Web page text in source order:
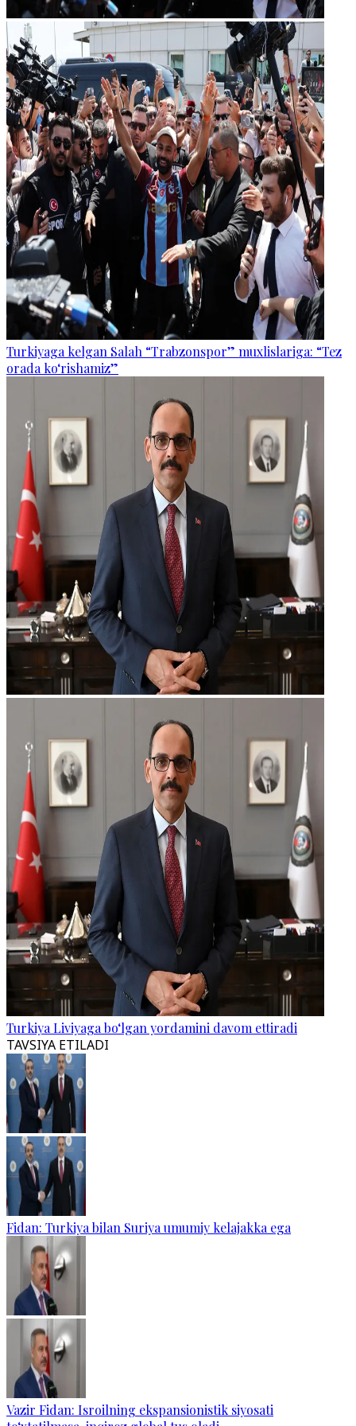
Turkiyaga kelgan Salah “Trabzonspor” muxlislariga: “Tez
orada ko‘rishamiz”
Turkiya Liviyaga bo‘lgan yordamini davom ettiradi
TAVSIYA ETILADI
Fidan: Turkiya bilan Suriya umumiy kelajakka ega
Vazir Fidan: Isroilning ekspansionistik siyosati